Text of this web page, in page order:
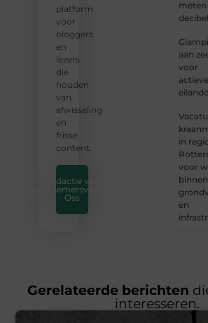
platform
voor
bloggers
en
lezers
die
houden
van
afwisseling
en
frisse
content.
Redactie van
Ondernemersverbond
Oss
meten
decibel
aan
voor
actieve
in
voor
binnen
en
Gerelateerde berichten
interesseren.